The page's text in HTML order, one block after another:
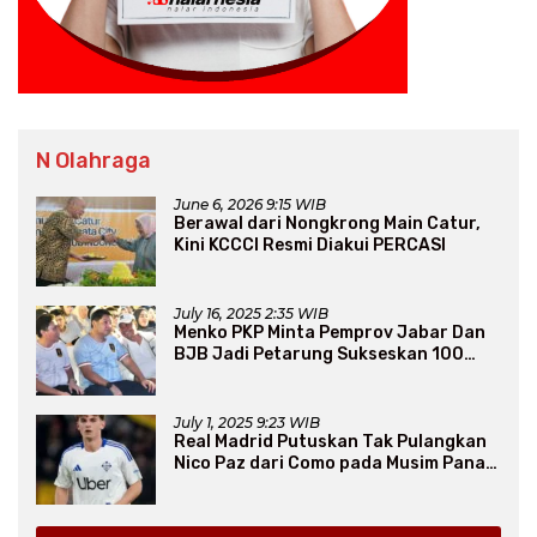
N Olahraga
June 6, 2026 9:15 WIB
Berawal dari Nongkrong Main Catur,
Kini KCCCI Resmi Diakui PERCASI
July 16, 2025 2:35 WIB
Menko PKP Minta Pemprov Jabar Dan
BJB Jadi Petarung Sukseskan 100
July 1, 2025 9:23 WIB
Real Madrid Putuskan Tak Pulangkan
Nico Paz dari Como pada Musim Panas